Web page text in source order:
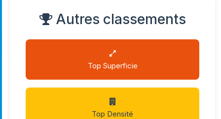
Autres classements
Top Superficie
Top Densité